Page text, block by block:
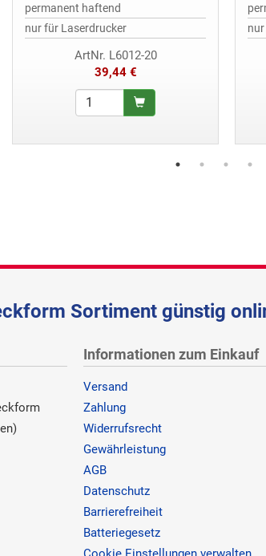
permanent haftend
nur für Laserdrucker
ArtNr. L6012-20
39,44 €
Sortiment günstig
Informationen zum Einkauf
Versand
Zahlung
Widerrufsrecht
Gewährleistung
AGB
Datenschutz
Barrierefreiheit
Batteriegesetz